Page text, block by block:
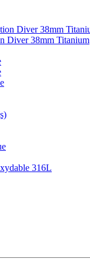
Diver 38mm Titanium
316L